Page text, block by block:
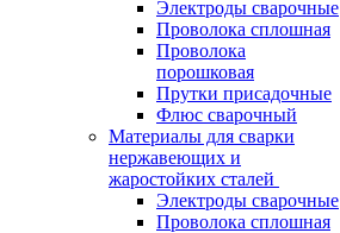
Электроды сварочные
Проволока сплошная
Проволока
порошковая
Прутки присадочные
Флюс сварочный
Материалы для сварки
нержавеющих и
жаростойких сталей
Электроды сварочные
Проволока сплошная